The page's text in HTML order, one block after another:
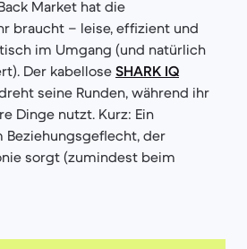
Market hat die
braucht – leise, effizient und
im Umgang (und natürlich
Der kabellose SHARK IQ
seine Runden, während ihr
Dinge nutzt. Kurz: Ein
Beziehungsgeflecht, der
sorgt (zumindest beim